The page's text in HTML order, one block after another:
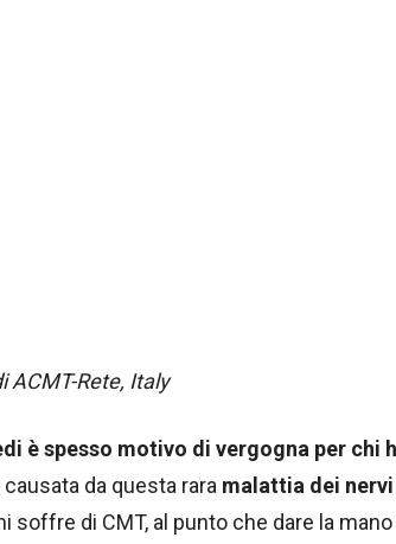
ACMT-Rete, Italy
è spesso motivo di vergogna per chi
da questa rara malattia dei nervi
soffre di CMT, al punto che dare la